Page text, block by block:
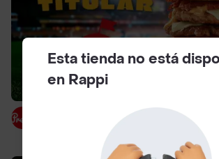
$ 4500
Esta tienda no está
en Rappi